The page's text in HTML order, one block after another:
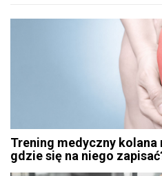
Trening medyczny kolana
gdzie się na niego